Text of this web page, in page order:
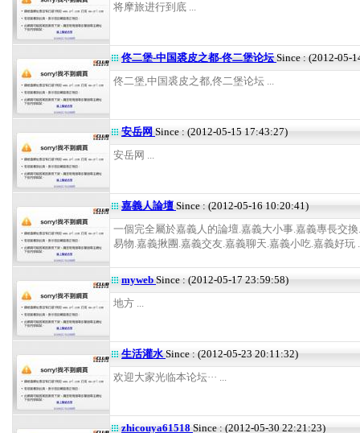
将摩旅进行到底 ...
佟二堡-中国裘皮之都-佟二堡论坛Since : (2012-05-
佟二堡,中国裘皮之都,佟二堡论坛 ...
安岳网 Since : (2012-05-15 17:43:27)
安岳网 ...
嘉義人論壇 Since : (2012-05-16 10:20:41)
一個完全屬於嘉義人的論壇.嘉義大小事.嘉義專長交
易物.嘉義揪團.嘉義交友.嘉義聊天.嘉義小吃.嘉義好玩
myweb Since : (2012-05-17 23:59:58)
地方 ...
生活灌水Since : (2012-05-23 20:11:32)
欢迎大家光临本论坛··· ...
zhicouya61518 Since : (2012-05-30 22:21:23)